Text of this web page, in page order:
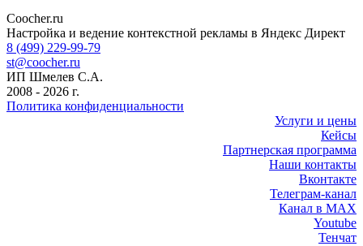
Amphibious Theme by
Coocher.ru
Настройка и ведение контекстной рекламы в Яндекс Директ
8 (499) 229-99-79
st@coocher.ru
ИП Шмелев С.А.
2008 - 2026 г.
Политика конфиденциальности
Услуги и цены
Кейсы
Партнерская программа
Наши контакты
Вконтакте
Телеграм-канал
Канал в MAX
Youtube
Тенчат